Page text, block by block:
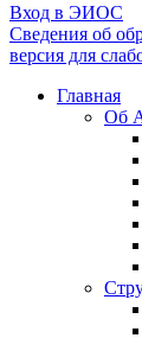
Вход в ЭИОС
Сведения об
версия для
Главная
Об